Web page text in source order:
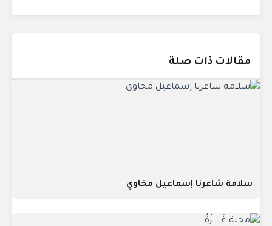
مقالات ذات صلة
سلامة شاعرنا إسماعيل مخاوي